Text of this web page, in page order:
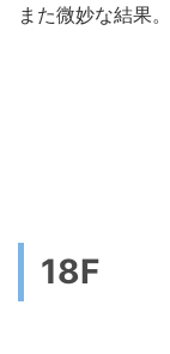
また微妙な結果
18F